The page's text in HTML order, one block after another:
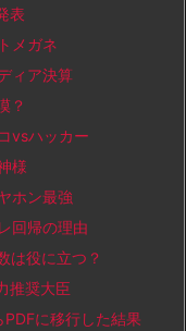
表
メガネ
ィア決算
？
vsハッカー
様
ホン最強
回帰の理由
役に立つ？
推奨大臣
に移行した結果